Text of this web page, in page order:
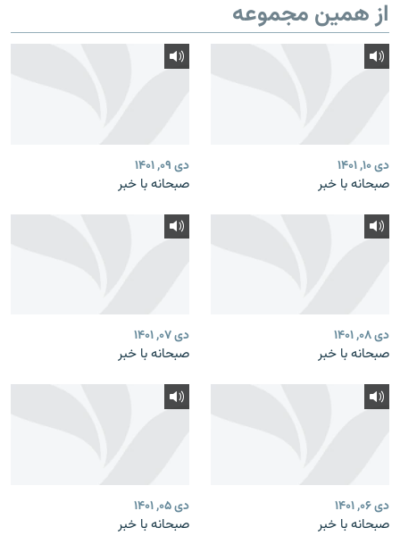
از همین مجموعه
دی ۱۰, ۱۴۰۱
صبحانه با خبر
دی ۰۹, ۱۴۰۱
صبحانه با خبر
دی ۰۸, ۱۴۰۱
صبحانه با خبر
دی ۰۷, ۱۴۰۱
صبحانه با خبر
دی ۰۶, ۱۴۰۱
صبحانه با خبر
دی ۰۵, ۱۴۰۱
صبحانه با خبر